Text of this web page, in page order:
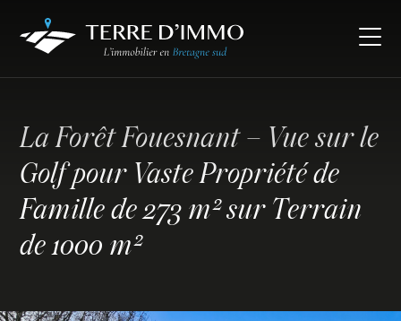
La Forêt Fouesnant – Vue sur le
Golf pour Vaste Propriété de
Famille de 273 m² sur Terrain
de 1000 m²